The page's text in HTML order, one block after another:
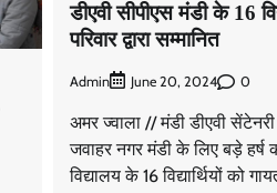
डीएवी सीपीएस मंडी के 16
परिवार द्वारा सम्मानित
Admin June 20, 2024 0
अमर ज्वाला // मंडी डीएवी
जवाहर नगर मंडी के लिए बड़े हर्ष
विद्यालय के 16 विद्यार्थियों को